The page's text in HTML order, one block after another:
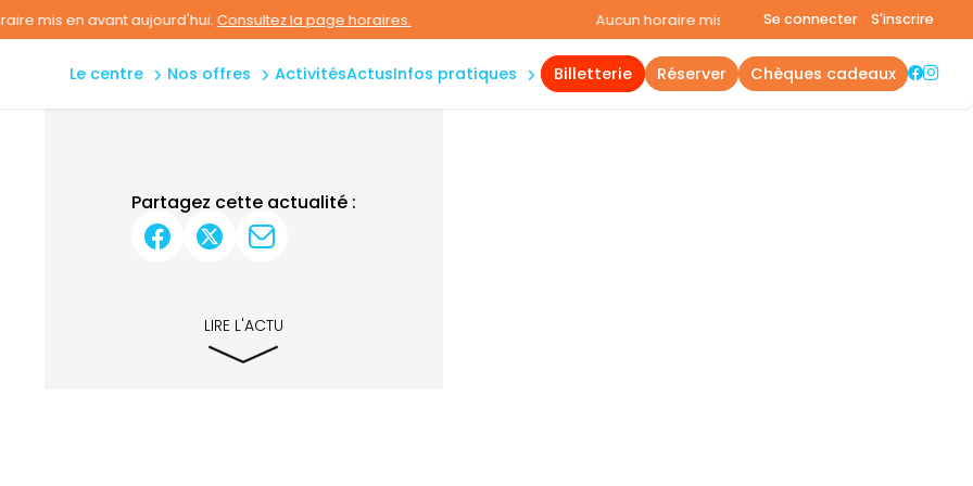
en avant aujourd'hui.Consultez la page horaires. Aucun horaire mis en avant aujourd'hui.Consultez la page
Se connecter S'inscrire
le centre
aquatique
extérieur
nos offres activités actus infos pratiques
accès &
règles
billetterie réserver chèques cadeaux
Partagez cette actualité :
LIRE L'ACTU